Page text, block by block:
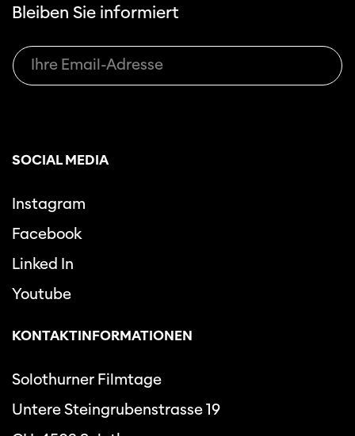
Bleiben Sie informiert
SOCIAL MEDIA
Instagram
Facebook
Linked In
Youtube
KONTAKTINFORMATIONEN
Solothurner Filmtage
Untere Steingrubenstrasse 19